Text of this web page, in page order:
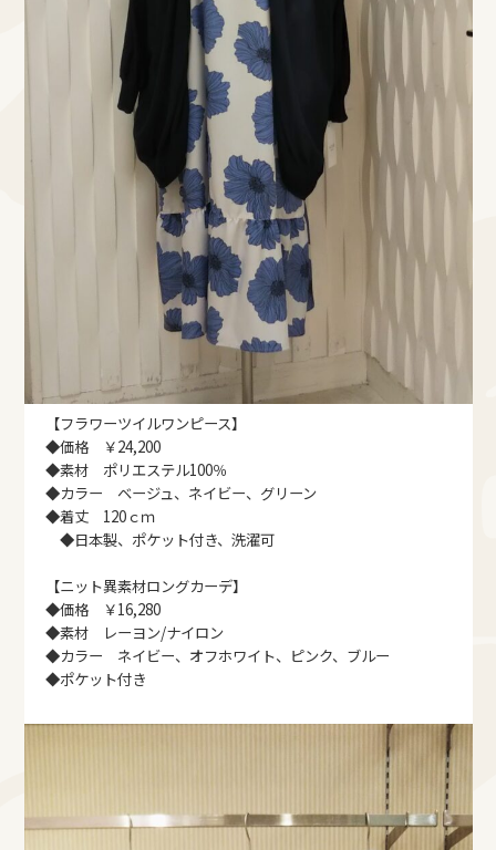
【フラワーツイルワンピース】
◆価格 ￥24,200
◆素材 ポリエステル100％
◆カラー ベージュ、ネイビー、グリーン
◆着丈 120ｃｍ
◆日本製、ポケット付き、洗濯可
【ニット異素材ロングカーデ】
◆価格 ￥16,280
◆素材 レーヨン/ナイロン
◆カラー ネイビー、オフホワイト、ピンク、ブルー
◆ポケット付き